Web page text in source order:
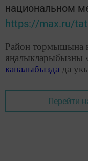
национальном
https://max.ru/
Район тормышына
яңалыкларыбызны
каналыбызда да
Перейти